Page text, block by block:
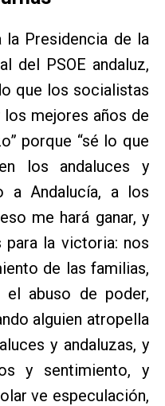
la Presidencia de la
del PSOE andaluz,
que los socialistas
los mejores años de
porque “sé lo que
los andaluces y
a Andalucía, a los
me hará ganar, y
para la victoria: nos
de las familias,
el abuso de poder,
alguien atropella
y andaluzas, y
y sentimiento, y
ve especulación,